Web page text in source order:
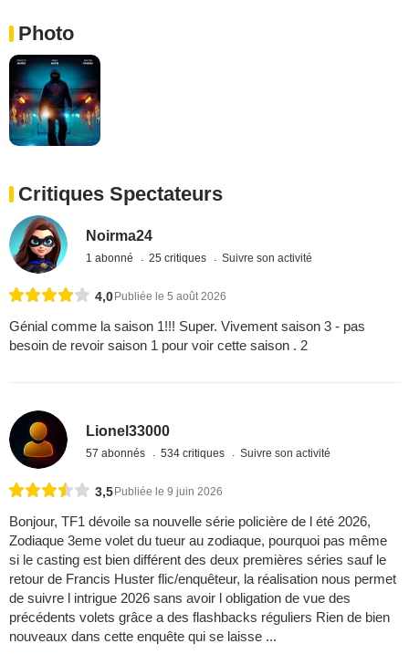
Photo
Critiques Spectateurs
Noirma24
1 abonné 25 critiques Suivre son activité
4,0Publiée le 5 août 2026
Génial comme la saison 1!!! Super. Vivement saison 3 - pas
besoin de revoir saison 1 pour voir cette saison . 2
Lionel33000
57 abonnés 534 critiques Suivre son activité
3,5 Publiée le 9 juin 2026
Bonjour, TF1 dévoile sa nouvelle série policière de l été 2026,
Zodiaque 3eme volet du tueur au zodiaque, pourquoi pas même
si le casting est bien différent des deux premières séries sauf le
retour de Francis Huster flic/enquêteur, la réalisation nous permet
de suivre l intrigue 2026 sans avoir l obligation de vue des
précédents volets grâce a des flashbacks réguliers Rien de bien
nouveaux dans cette enquête qui se laisse ...